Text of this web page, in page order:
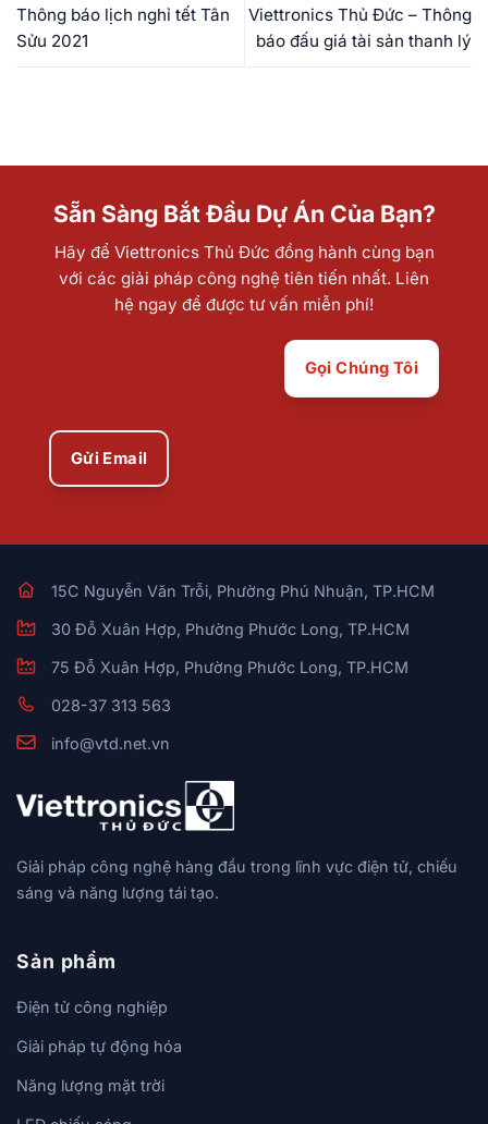
Thông báo lịch nghỉ tết Tân
Sửu 2021
Viettronics Thủ Đức – Thông
báo đấu giá tài sản thanh lý
Sẵn Sàng Bắt Đầu Dự Án Của Bạn?
Hãy để Viettronics Thủ Đức đồng hành cùng bạn
với các giải pháp công nghệ tiên tiến nhất. Liên
hệ ngay để được tư vấn miễn phí!
Gọi Chúng Tôi
Gửi Email
15C Nguyễn Văn Trỗi, Phường Phú Nhuận, TP.HCM
30 Đỗ Xuân Hợp, Phường Phước Long, TP.HCM
75 Đỗ Xuân Hợp, Phường Phước Long, TP.HCM
028-37 313 563
info@vtd.net.vn
Giải pháp công nghệ hàng đầu trong lĩnh vực điện tử, chiếu
sáng và năng lượng tái tạo.
Sản phẩm
Điện tử công nghiệp
Giải pháp tự động hóa
Năng lượng mặt trời